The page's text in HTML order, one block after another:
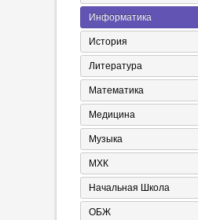
Информатика
История
Литература
Математика
Медицина
Музыка
МХК
Начальная Школа
ОБЖ